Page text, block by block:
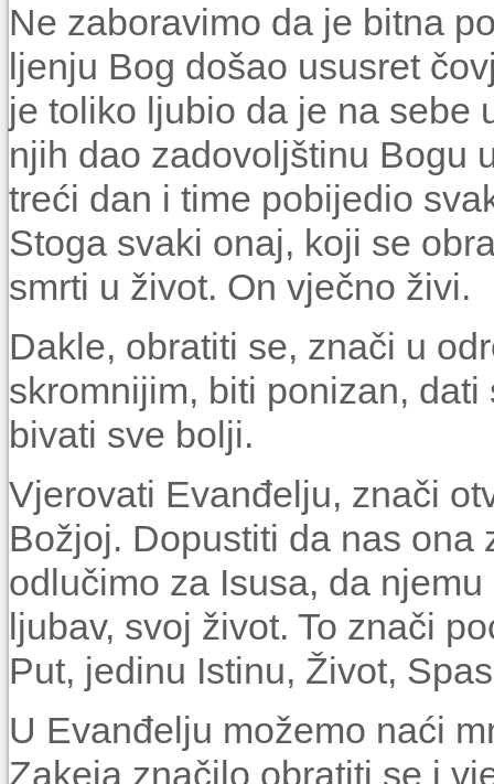
Ne zaboravimo da je bitna
ljenju Bog došao ususret
je toliko ljubio da je na sebe
njih dao zadovoljštinu Bogu
treći dan i time pobijedio
Stoga svaki onaj, koji se
smrti u život. On vječno živi.
Dakle, obratiti se, znači u
skromnijim, biti ponizan,
bivati sve bolji.
Vjerovati Evanđelju, znači
Božjoj. Dopustiti da nas ona
odlučimo za Isusa, da
ljubav, svoj život. To znači
Put, jedinu Istinu, Život,
U Evanđelju možemo naći
Zakeja značilo obratiti se i